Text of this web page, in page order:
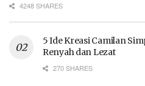
4248 SHARES
5 Ide Kreasi Camilan
Renyah dan Lezat
270 SHARES